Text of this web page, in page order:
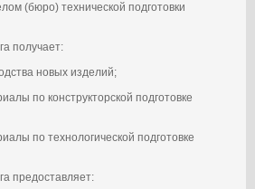
(бюро) технической подготовки
получает:
новых изделий;
по конструкторской подготовке
по технологической подготовке
предоставляет: